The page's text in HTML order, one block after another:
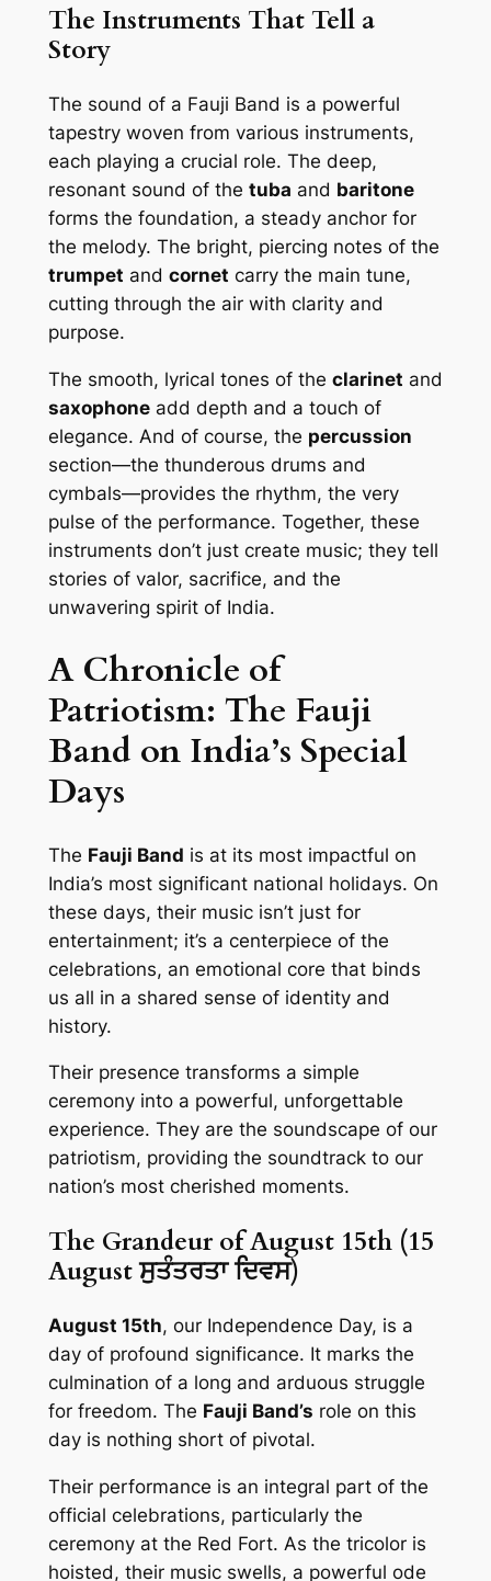
The Instruments That Tell a
Story
The sound of a Fauji Band is a powerful
tapestry woven from various instruments,
each playing a crucial role. The deep,
resonant sound of the tuba and baritone
forms the foundation, a steady anchor for
the melody. The bright, piercing notes of the
trumpet and cornet carry the main tune,
cutting through the air with clarity and
purpose.
The smooth, lyrical tones of the clarinet and
saxophoneadd depth and a touch of
elegance. And of course, the percussion
section—the thunderous drums and
cymbals—provides the rhythm, the very
pulse of the performance. Together, these
instruments don’t just create music; they tell
stories of valor, sacrifice, and the
unwavering spirit of India.
A Chronicle of
Patriotism: The Fauji
Band on India’s Special
Days
The Fauji Band is at its most impactful on
India’s most significant national holidays. On
these days, their music isn’t just for
entertainment; it’s a centerpiece of the
celebrations, an emotional core that binds
us all in a shared sense of identity and
history.
Their presence transforms a simple
ceremony into a powerful, unforgettable
experience. They are the soundscape of our
patriotism, providing the soundtrack to our
nation’s most cherished moments.
The Grandeur of August 15th (15
August ਸੁਤੰਤਰਤਾ ਦਿਵਸ)
August 15th, our Independence Day, is a
day of profound significance. It marks the
culmination of a long and arduous struggle
for freedom. The Fauji Band’s role on this
day is nothing short of pivotal.
Their performance is an integral part of the
official celebrations, particularly the
ceremony at the Red Fort. As the tricolor is
hoisted, their music swells, a powerful ode